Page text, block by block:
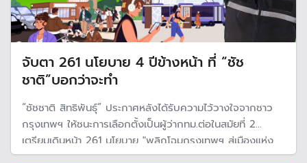
จับตา 261 นโยบาย 4 ปีข้างหน้า ที่ “ชัช
ชาติ”บอกว่าจะทำ
“ชัชชาติ สิทธิพันธุ์” ประกาศหลังได้รับความไว้วางใจจากชาว
กรุงเทพฯ ให้ชนะการเลือกตั้งเป็นผู้ว่ากทม.ต่อในสมัยที่ 2
เตรียมเดินหน้า 261 นโยบาย "พลิกโฉมกรุงเทพฯ สู่เมืองแห่ง
โอกาส แบบก้าวกระโดด"